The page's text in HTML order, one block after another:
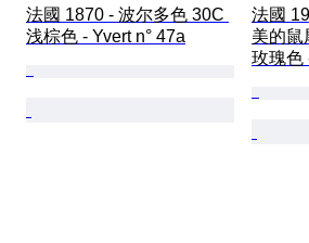
法國 1870 - 波尔多色 30C
浅棕色 - Yvert n° 47a
法國
美的鼠
玫瑰色